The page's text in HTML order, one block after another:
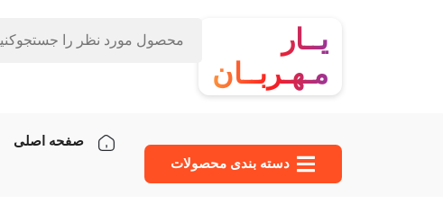
یــار
مـهـربــان
دسته‌ بندی محصولات
صفحه اصلی